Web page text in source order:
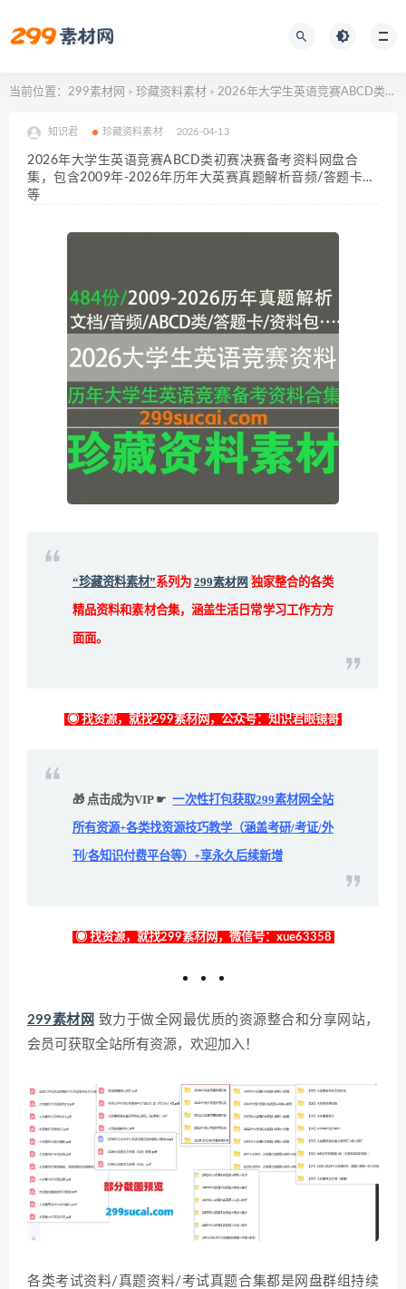
当前位置： 299素材网 > 珍藏资料素材 > 2026年大学生英语竞赛ABCD类初赛决赛备考资料网盘合集，包含2009年-2026年历年大英赛真题解析音频/答题卡…等
知识君 珍藏资料素材 2026-04-13
2026年大学生英语竞赛ABCD类初赛决赛备考资料网盘合
集，包含2009年-2026年历年大英赛真题解析音频/答题卡…
等
“珍藏资料素材”系列为 299素材网 独家整合的各类
精品资料和素材合集，涵盖生活日常学习工作方方
面面。
◉ 找资源，就找299素材网，公众号：知识君眼镜哥
🎁 点击成为VIP ☛ 一次性打包获取299素材网全站
所有资源+各类找资源技巧教学（涵盖考研/考证/外
刊/各知识付费平台等）+享永久后续新增
◉ 找资源，就找299素材网，微信号：xue63358
299素材网 致力于做全网最优质的资源整合和分享网站，
会员可获取全站所有资源，欢迎加入！
各类考试资料/真题资料/考试真题合集都是网盘群组持续